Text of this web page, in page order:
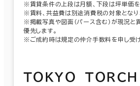
※賃貸条件の上段は月額、下段は坪単価を
※賃料、共益費は別途消費税の対象となり
※掲載写真や図面（パース含む）が現況と
優先します。
※ご成約時は規定の仲介手数料を申し受け
ＴＯＫＹＯ ＴＯＲＣ